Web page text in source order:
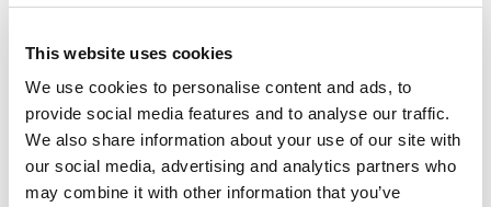
This website uses cookies
We use cookies to personalise content and ads, to
provide social media features and to analyse our traffic.
We also share information about your use of our site with
our social media, advertising and analytics partners who
may combine it with other information that you’ve